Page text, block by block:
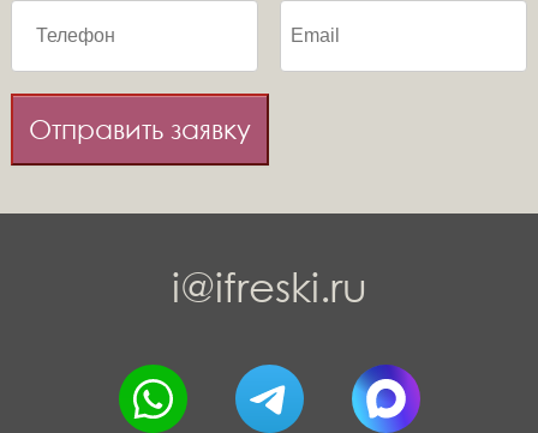
Отправить заявку
i@ifreski.ru